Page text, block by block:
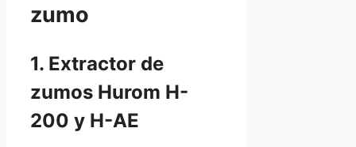
zumo
1. Extractor de
zumos Hurom H-
200 y H-AE